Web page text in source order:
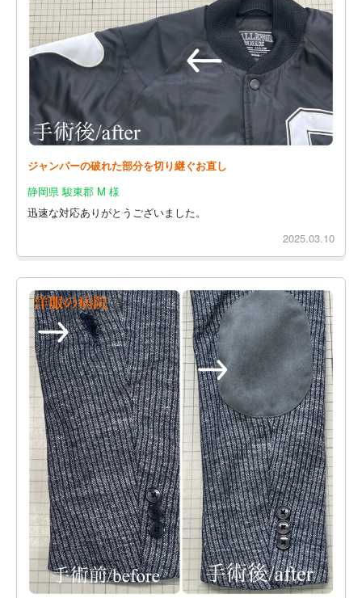
ジャンパーの破れた部分を切り継ぐお直し
静岡県 駿東郡 M 様
迅速な対応ありがとうございました。
2025.03.10